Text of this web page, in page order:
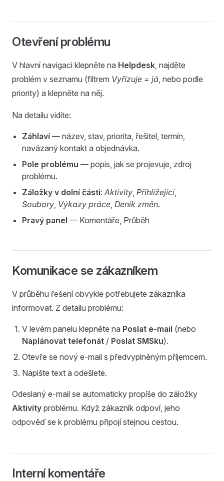
Otevření problému
V hlavní navigaci klepněte na Helpdesk, najděte
problém v seznamu (filtrem Vyřizuje = já, nebo podle
priority) a klepněte na něj.
Na detailu vidíte:
Záhlaví — název, stav, priorita, řešitel, termín,
navázaný kontakt a objednávka.
Pole problému — popis, jak se projevuje, zdroj
problému.
Záložky v dolní části: Aktivity, Přihlížející,
Soubory, Výkazy práce, Deník změn.
Pravý panel — Komentáře, Průběh
Komunikace se zákazníkem
V průběhu řešení obvykle potřebujete zákazníka
informovat. Z detailu problému:
V levém panelu klepněte na Poslat e-mail (nebo
Naplánovat telefonát / Poslat SMSku).
Otevře se nový e-mail s předvyplněným příjemcem.
Napište text a odešlete.
Odeslaný e-mail se automaticky propíše do záložky
Aktivity problému. Když zákazník odpoví, jeho
odpověď se k problému připojí stejnou cestou.
Interní komentáře